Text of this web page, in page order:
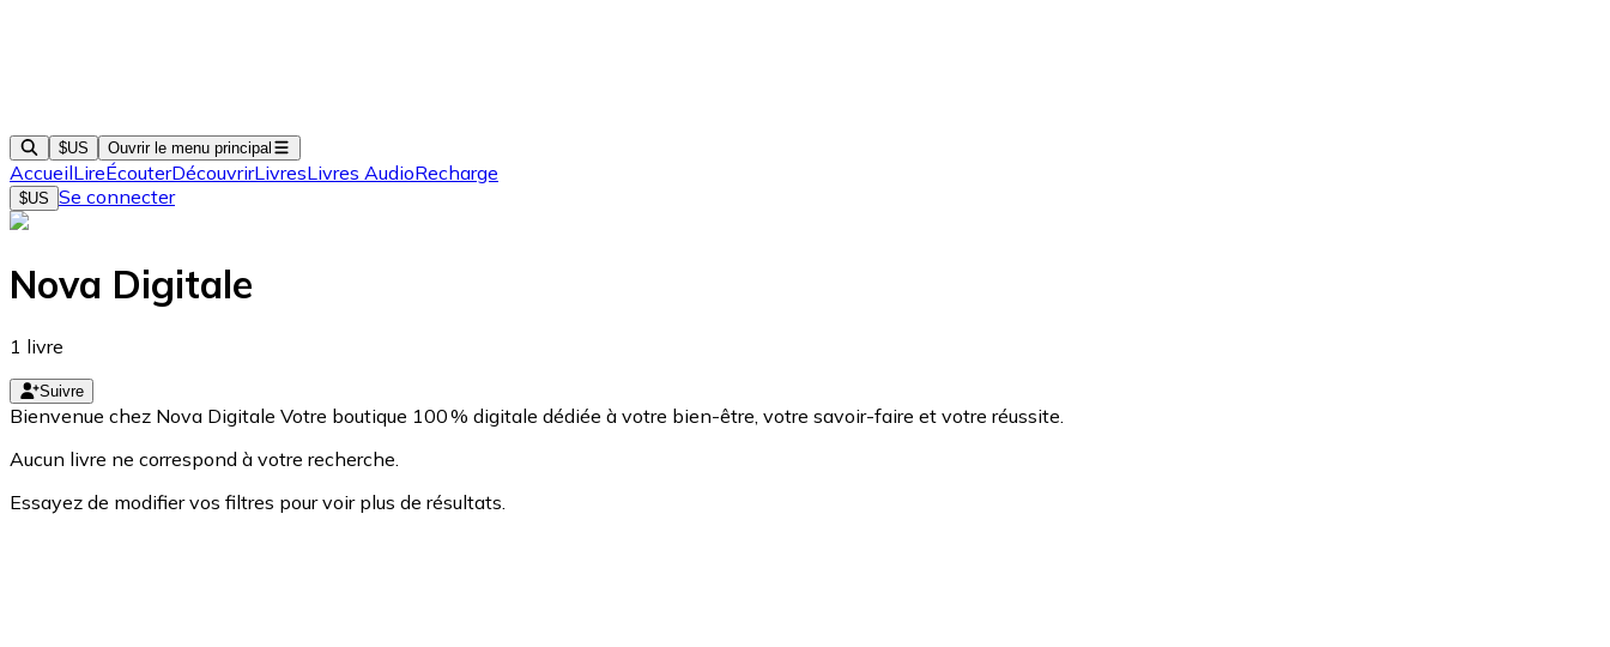
$US Ouvrir le menu principal
AccueilLireÉcouterDécouvrirLivresLivres AudioRecharge
$US Se connecter
Nova Digitale
1 livre
Suivre
Bienvenue chez Nova Digitale Votre boutique 100 % digitale dédiée à votre bien-être, votre savoir-faire et votre réussite.
Aucun livre ne correspond à votre recherche.
Essayez de modifier vos filtres pour voir plus de résultats.